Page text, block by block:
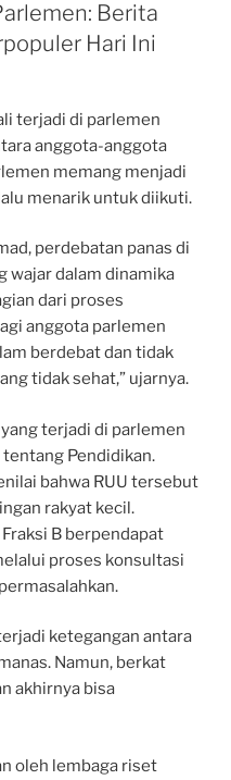
Berita
Hari Ini
terjadi di parlemen
anggota-anggota
memang menjadi
menarik untuk diikuti.
perdebatan panas di
wajar dalam dinamika
dari proses
anggota parlemen
berdebat dan tidak
tidak sehat,” ujarnya.
terjadi di parlemen
tentang Pendidikan.
bahwa RUU tersebut
rakyat kecil.
B berpendapat
proses konsultasi
ketegangan antara
Namun, berkat
akhirnya bisa
oleh lembaga riset